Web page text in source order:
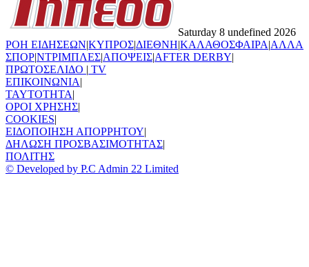
Saturday 8 undefined 2026
ΡΟΗ ΕΙΔΗΣΕΩΝ|ΚΥΠΡΟΣ|ΔΙΕΘΝΗ|ΚΑΛΑΘΟΣΦΑΙΡΑ|ΑΛΛΑ
ΣΠΟΡ|ΝΤΡΙΜΠΛΕΣ|ΑΠΟΨΕΙΣ|AFTER DERBY|
ΠΡΩΤΟΣΕΛΙΔΟ | TV
ΕΠΙΚΟΙΝΩΝΙΑ|
TAYTOTHTA|
ΟΡΟΙ ΧΡΗΣΗΣ|
COOKIES|
ΕΙΔΟΠΟΙΗΣΗ ΑΠΟΡΡΗΤΟΥ|
ΔΗΛΩΣΗ ΠΡΟΣΒΑΣΙΜΟΤΗΤΑΣ|
ΠΟΛΙΤΗΣ
© Developed by P.C Admin 22 Limited